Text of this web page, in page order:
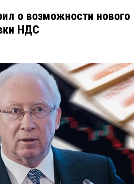
о возможности нового
НДС